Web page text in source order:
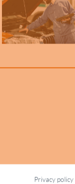
Privacy policy